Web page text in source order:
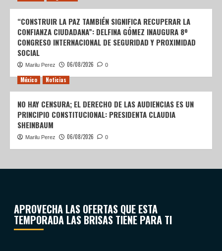
“CONSTRUIR LA PAZ TAMBIÉN SIGNIFICA RECUPERAR LA
CONFIANZA CIUDADANA”: DELFINA GÓMEZ INAUGURA 8º
CONGRESO INTERNACIONAL DE SEGURIDAD Y PROXIMIDAD
SOCIAL
Marilu Perez 06/08/2026 0
México Noticias
NO HAY CENSURA; EL DERECHO DE LAS AUDIENCIAS ES UN
PRINCIPIO CONSTITUCIONAL: PRESIDENTA CLAUDIA
SHEINBAUM
Marilu Perez 06/08/2026 0
APROVECHA LAS OFERTAS QUE ESTA
TEMPORADA LAS BRISAS TIENE PARA TI